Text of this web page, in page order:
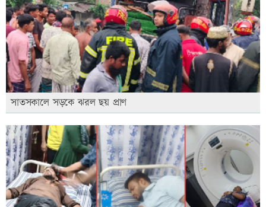
সাতসকালে সড়কে ঝরল ছয় প্রাণ